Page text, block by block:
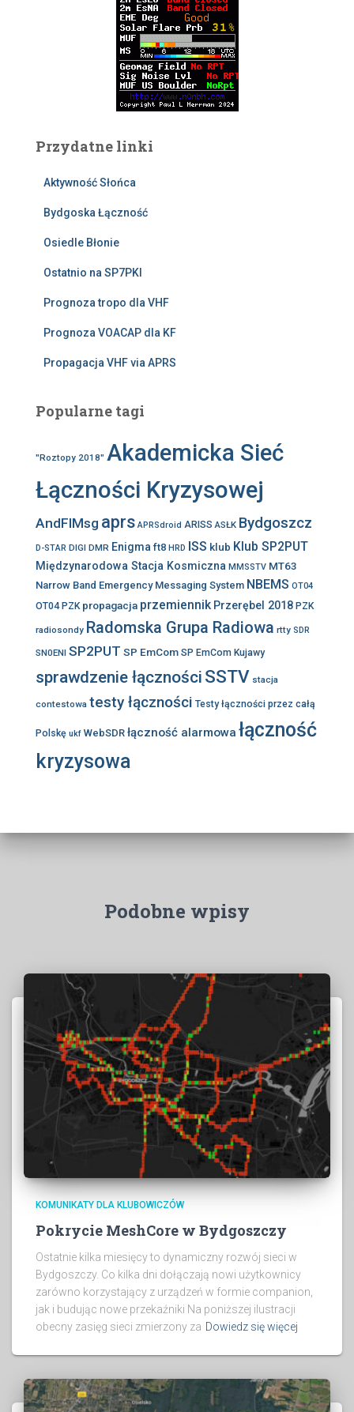
Przydatne linki
Aktywność Słońca
Bydgoska Łączność
Osiedle Błonie
Ostatnio na SP7PKI
Prognoza tropo dla VHF
Prognoza VOACAP dla KF
Propagacja VHF via APRS
Popularne tagi
"Roztopy 2018" Akademicka Sieć
Łączności Kryzysowej
AndFlMsg aprs APRSdroid ARISS ASŁK Bydgoszcz
D-STAR DIGI DMR Enigma ft8 HRD ISS klub Klub SP2PUT
Międzynarodowa Stacja Kosmiczna MMSSTV MT63
Narrow Band Emergency Messaging System NBEMS OT04
OT04 PZK propagacja przemiennik Przerębel 2018 PZK
radiosondy Radomska Grupa Radiowa rtty SDR
SN0ENI SP2PUT SP EmCom SP EmCom Kujawy
sprawdzenie łączności SSTV stacja
contestowa testy łączności Testy łączności przez całą
Polskę ukf WebSDR łączność alarmowa łączność
kryzysowa
Podobne wpisy
KOMUNIKATY DLA KLUBOWICZÓW
Pokrycie MeshCore w Bydgoszczy
Ostatnie kilka miesięcy to dynamiczny rozwój sieci w
Bydgoszczy. Co kilka dni dołączają nowi użytkownicy
zarówno korzystający z urządzeń w formie companion,
jak i budując nowe przekaźniki Na poniższej ilustracji
obecny zasięg sieci zmierzony za Dowiedz się więcej